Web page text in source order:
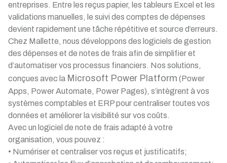
entreprises. Entre les reçus papier, les tableurs Excel et les
validations manuelles, le suivi des comptes de dépenses
devient rapidement une tâche répétitive et source d’erreurs.
Chez Mallette, nous développons des logiciels de gestion
des dépenses et de notes de frais afin de simplifier et
d’automatiser vos processus financiers. Nos solutions,
conçues avec la Microsoft Power Platform (Power
Apps, Power Automate, Power Pages), s’intègrent à vos
systèmes comptables et ERP pour centraliser toutes vos
données et améliorer la visibilité sur vos coûts.
Avec un logiciel de note de frais adapté à votre
organisation, vous pouvez :
• Numériser et centraliser vos reçus et justificatifs;